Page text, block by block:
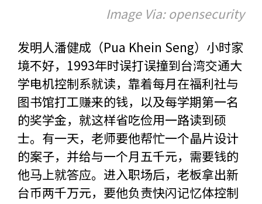
Image Via: opensecurity
发明人潘健成（Pua Khein Seng）小时家
境不好，1993年时误打误撞到台湾交通大
学电机控制系就读，靠着每月在福利社与
图书馆打工赚来的钱，以及每学期第一名
的奖学金，就这样省吃俭用一路读到硕
士。有一天，老师要他帮忙一个晶片设计
的案子，并给与一个月五千元，需要钱的
他马上就答应。进入职场后，老板拿出新
台币两千万元，要他负责快闪记忆体控制